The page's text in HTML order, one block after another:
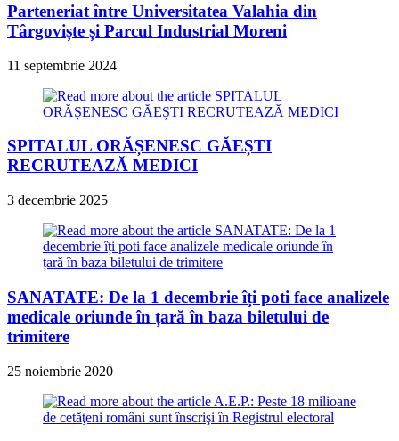
Parteneriat între Universitatea Valahia din
Târgoviște și Parcul Industrial Moreni
11 septembrie 2024
SPITALUL ORĂȘENESC GĂEȘTI
RECRUTEAZĂ MEDICI
3 decembrie 2025
SANATATE: De la 1 decembrie îți poti face analizele
medicale oriunde în țară în baza biletului de
trimitere
25 noiembrie 2020